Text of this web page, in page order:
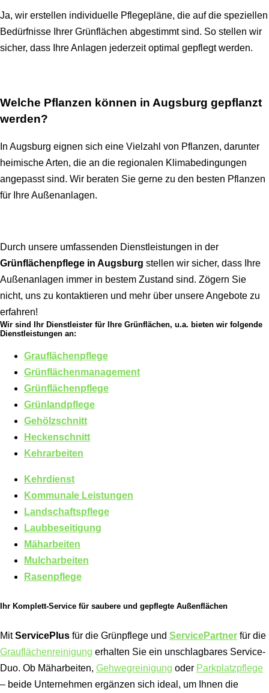
Ja, wir erstellen individuelle Pflegepläne, die auf die speziellen
Bedürfnisse Ihrer Grünflächen abgestimmt sind. So stellen wir
sicher, dass Ihre Anlagen jederzeit optimal gepflegt werden.
Welche Pflanzen können in Augsburg gepflanzt
werden?
In Augsburg eignen sich eine Vielzahl von Pflanzen, darunter
heimische Arten, die an die regionalen Klimabedingungen
angepasst sind. Wir beraten Sie gerne zu den besten Pflanzen
für Ihre Außenanlagen.
Durch unsere umfassenden Dienstleistungen in der
Grünflächenpflege in Augsburg stellen wir sicher, dass Ihre
Außenanlagen immer in bestem Zustand sind. Zögern Sie
nicht, uns zu kontaktieren und mehr über unsere Angebote zu
erfahren!
Wir sind Ihr Dienstleister für Ihre Grünflächen, u.a. bieten wir folgende
Dienstleistungen an:
Grauflächenpflege
Grünflächenmanagement
Grünflächenpflege
Grünlandpflege
Gehölzschnitt
Heckenschnitt
Kehrarbeiten
Kehrdienst
Kommunale Leistungen
Landschaftspflege
Laubbeseitigung
Mäharbeiten
Mulcharbeiten
Rasenpflege
Ihr Komplett-Service für saubere und gepflegte Außenflächen
MitServicePlus für die Grünpflege und ServicePartner für die
Grauflächenreinigung erhalten Sie ein unschlagbares Service-
Duo. Ob Mäharbeiten, Gehwegreinigung oder Parkplatzpflege
– beide Unternehmen ergänzen sich ideal, um Ihnen die